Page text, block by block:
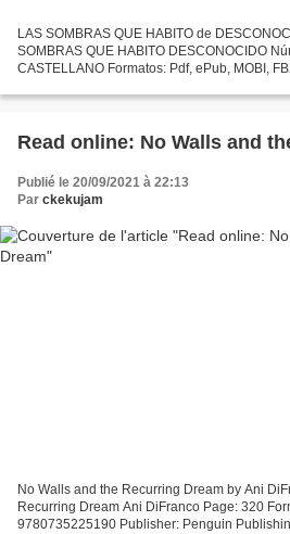
LAS SOMBRAS QUE HABITO de
SOMBRAS QUE HABITO DESCONOCIDO
CASTELLANO Formatos: Pdf, ePub, MOBI,
Descargar...
Read online: No Walls and
Publié le 20/09/2021 à 22:13
Par ckekujam
No Walls and the Recurring Dream by Ani
Recurring Dream Ani DiFranco Page: 320
9780735225190 Publisher: Penguin